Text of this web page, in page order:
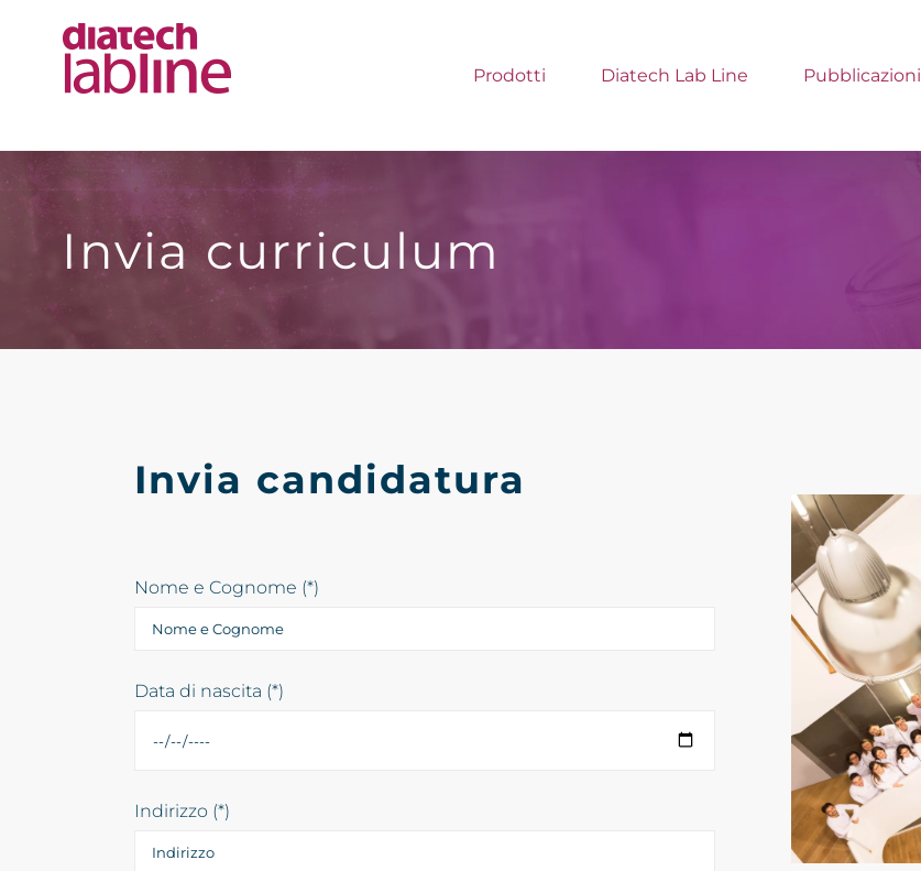
contenuto
Prodotti Diatech Lab Line Pubblicazioni
Invia curriculum
Invia candidatura
Nome e Cognome (*)
Data di nascita (*)
Indirizzo (*)